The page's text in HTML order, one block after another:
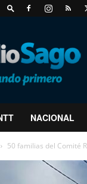
NACIONAL
50 familias del Comité